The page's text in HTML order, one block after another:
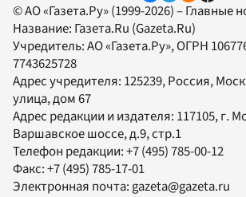
© АО «Газета.Ру» (1999-2026) – Главные
Название: Газета.Ru (Gazeta.Ru)
Учредитель:АО «Газета.Ру», ОГРН
7743625728
Адрес учредителя: 125239, Россия,
улица, дом 67
Адрес редакции и издателя: 117105, г.
Варшавское шоссе, д.9, стр.1
Телефон редакции:+7 (495) 785-00-12
Факс:+7 (495) 785-17-01
Электронная почта: gazeta@gazeta.ru